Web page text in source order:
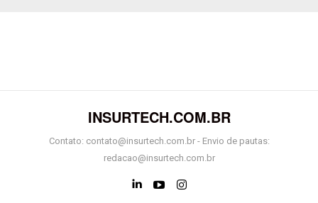
INSURTECH.COM.BR
Contato: contato@insurtech.com.br - Envio de pautas:
redacao@insurtech.com.br